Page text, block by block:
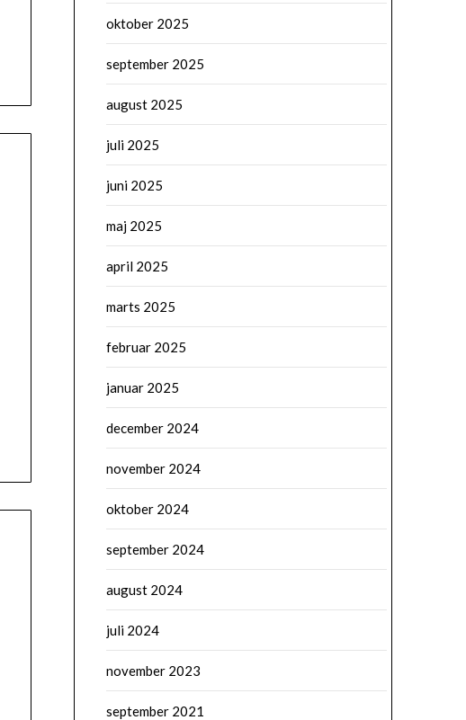
oktober 2025
september 2025
august 2025
juli 2025
juni 2025
maj 2025
april 2025
marts 2025
februar 2025
januar 2025
december 2024
november 2024
oktober 2024
september 2024
august 2024
juli 2024
november 2023
september 2021